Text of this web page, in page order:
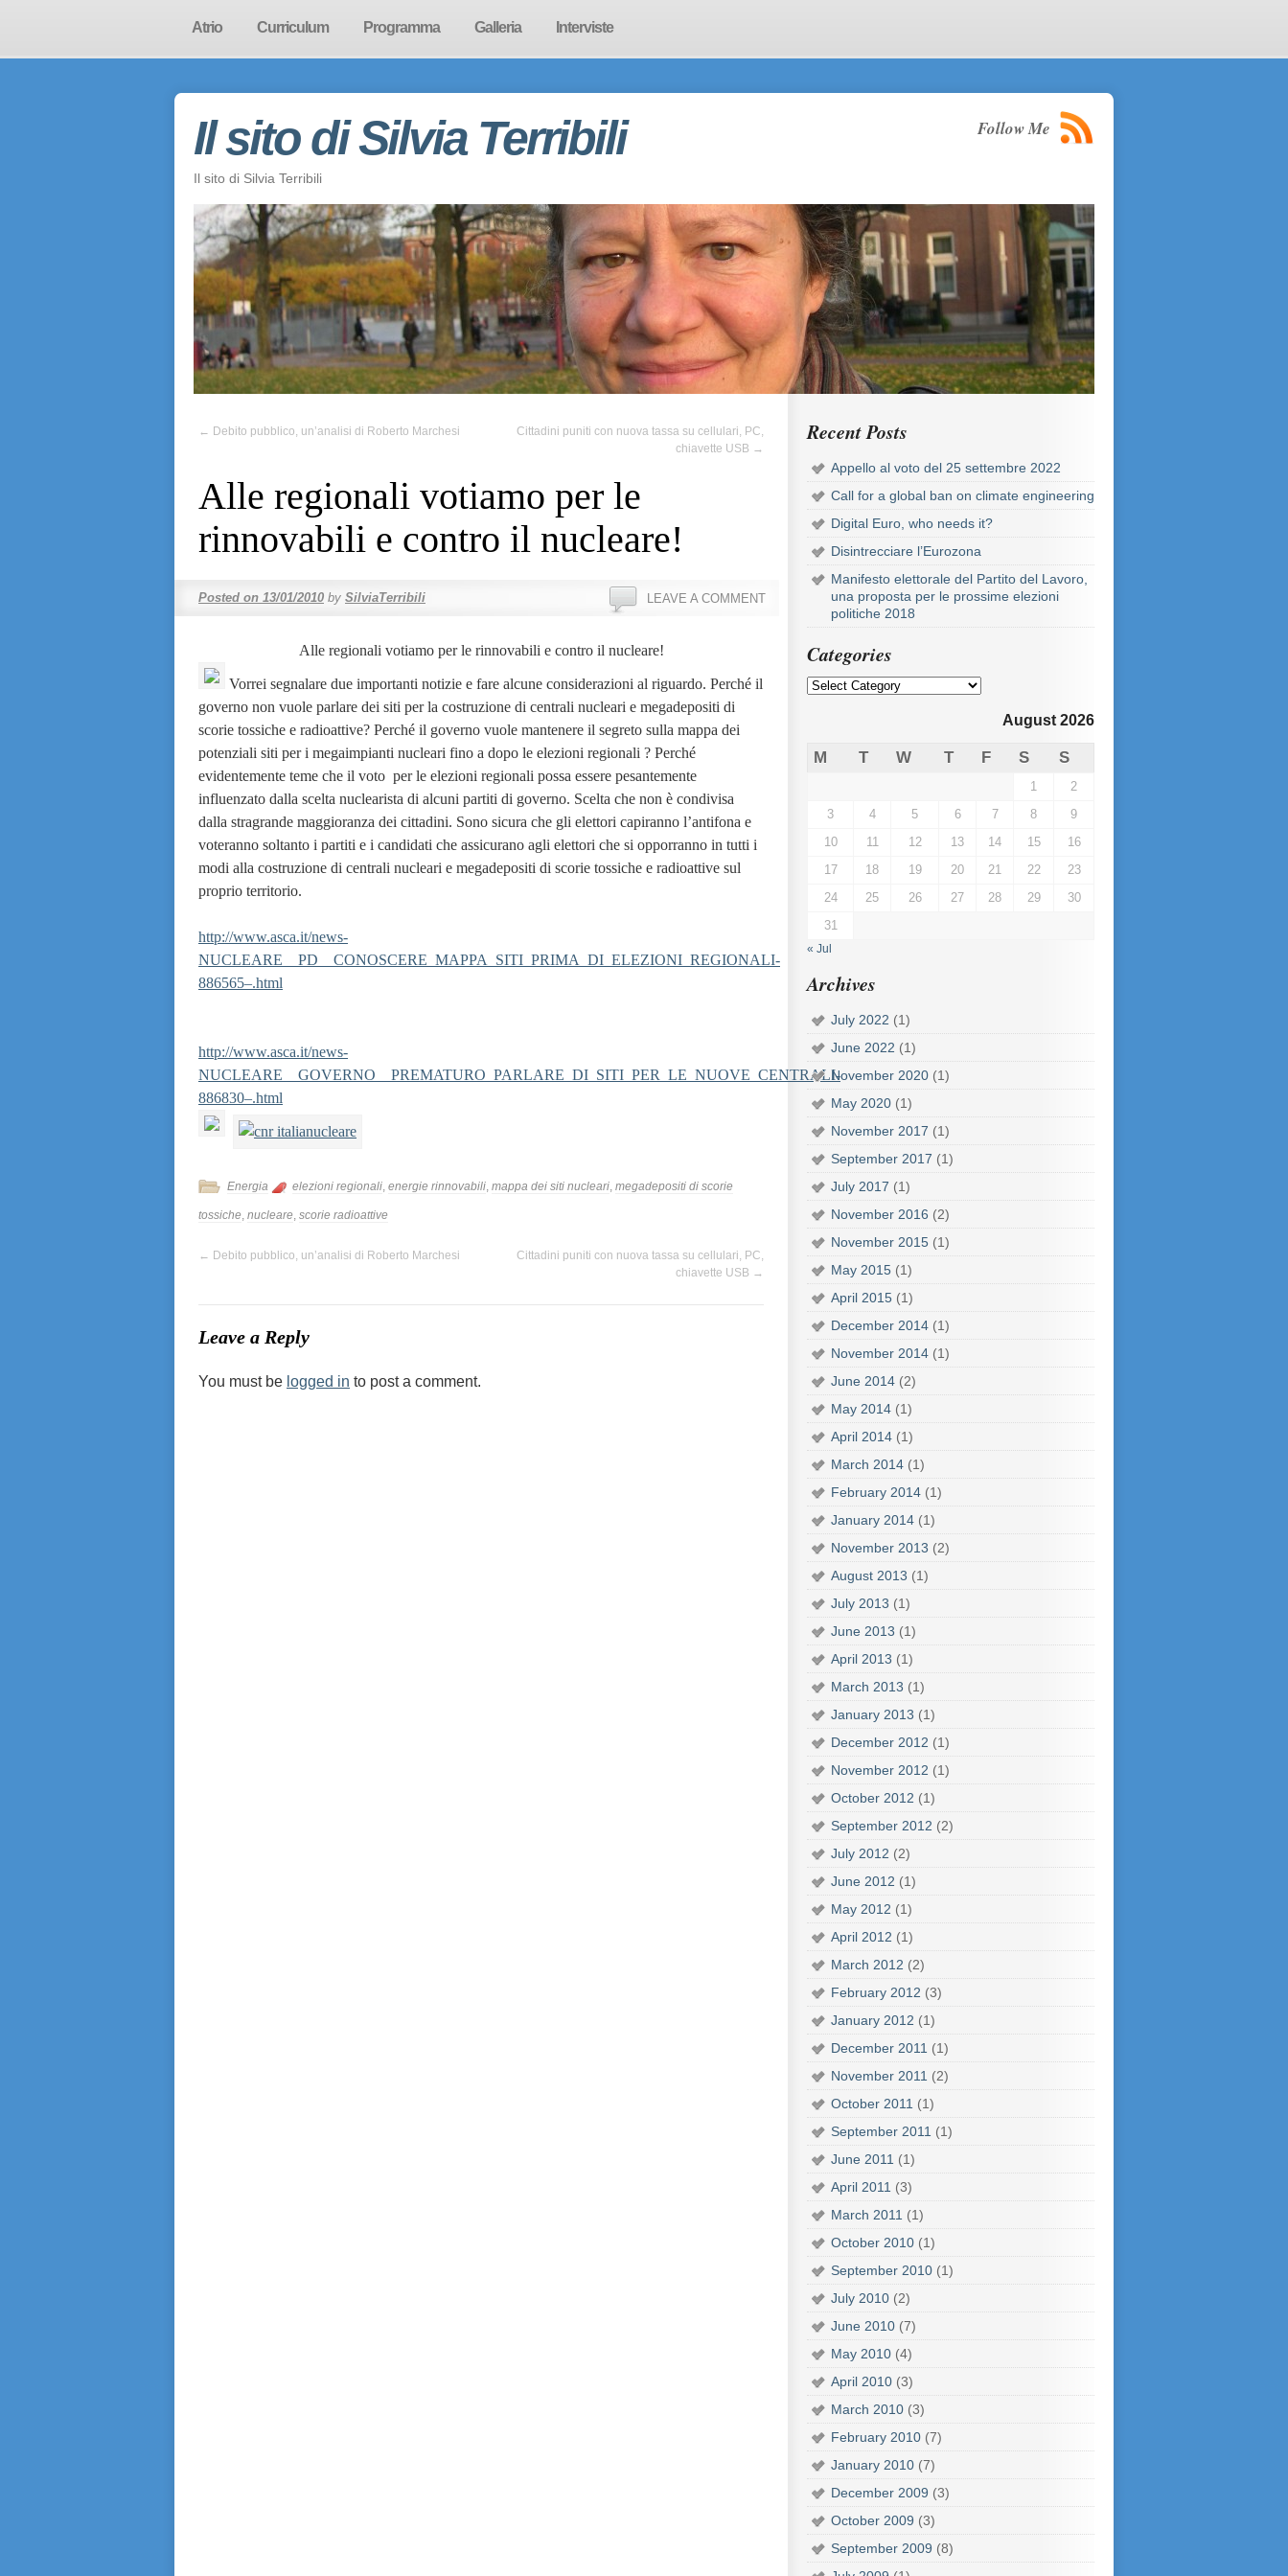
Atrio Curriculum Programma Galleria Interviste
Il sito di Silvia Terribili Follow Me
Il sito di Silvia Terribili
← Debito pubblico, un’analisi di Roberto Marchesi
Cittadini puniti con nuova tassa su cellulari, PC,
chiavette USB →
Alle regionali votiamo per le
rinnovabili e contro il nucleare!
Posted on 13/01/2010 by SilviaTerribili LEAVE A COMMENT
Alle regionali votiamo per le rinnovabili e contro il nucleare!
Vorrei segnalare due importanti notizie e fare alcune considerazioni al riguardo. Perché il
governo non vuole parlare dei siti per la costruzione di centrali nucleari e megadepositi di
scorie tossiche e radioattive? Perché il governo vuole mantenere il segreto sulla mappa dei
potenziali siti per i megaimpianti nucleari fino a dopo le elezioni regionali ? Perché
evidentemente teme che il voto per le elezioni regionali possa essere pesantemente
influenzato dalla scelta nuclearista di alcuni partiti di governo. Scelta che non è condivisa
dalla stragrande maggioranza dei cittadini. Sono sicura che gli elettori capiranno l’antifona e
voteranno soltanto i partiti e i candidati che assicurano agli elettori che si opporranno in tutti i
modi alla costruzione di centrali nucleari e megadepositi di scorie tossiche e radioattive sul
proprio territorio.
http://www.asca.it/news-
NUCLEARE__PD__CONOSCERE_MAPPA_SITI_PRIMA_DI_ELEZIONI_REGIONALI-
886565–.html
http://www.asca.it/news-
NUCLEARE__GOVERNO__PREMATURO_PARLARE_DI_SITI_PER_LE_NUOVE_CENTRALI-
886830–.html
Energia elezioni regionali, energie rinnovabili, mappa dei siti nucleari, megadepositi di scorie
tossiche, nucleare, scorie radioattive
← Debito pubblico, un’analisi di Roberto Marchesi
Cittadini puniti con nuova tassa su cellulari, PC,
chiavette USB →
Leave a Reply
You must be logged in to post a comment.
Recent Posts
Appello al voto del 25 settembre 2022
Call for a global ban on climate engineering
Digital Euro, who needs it?
Disintrecciare l’Eurozona
Manifesto elettorale del Partito del Lavoro,
una proposta per le prossime elezioni
politiche 2018
Categories
August 2026
M T W T F S S
1
2
3
4 5 6 7 8
9
10
11 12 13 14 15
16
17
18 19 20 21 22
23
24
25 26 27 28 29
30
31
« Jul
Archives
July 2022 (1)
June 2022 (1)
November 2020 (1)
May 2020 (1)
November 2017 (1)
September 2017 (1)
July 2017 (1)
November 2016 (2)
November 2015 (1)
May 2015 (1)
April 2015 (1)
December 2014 (1)
November 2014 (1)
June 2014 (2)
May 2014 (1)
April 2014 (1)
March 2014 (1)
February 2014 (1)
January 2014 (1)
November 2013 (2)
August 2013 (1)
July 2013 (1)
June 2013 (1)
April 2013 (1)
March 2013 (1)
January 2013 (1)
December 2012 (1)
November 2012 (1)
October 2012 (1)
September 2012 (2)
July 2012 (2)
June 2012 (1)
May 2012 (1)
April 2012 (1)
March 2012 (2)
February 2012 (3)
January 2012 (1)
December 2011 (1)
November 2011 (2)
October 2011 (1)
September 2011 (1)
June 2011 (1)
April 2011 (3)
March 2011 (1)
October 2010 (1)
September 2010 (1)
July 2010 (2)
June 2010 (7)
May 2010 (4)
April 2010 (3)
March 2010 (3)
February 2010 (7)
January 2010 (7)
December 2009 (3)
October 2009 (3)
September 2009 (8)